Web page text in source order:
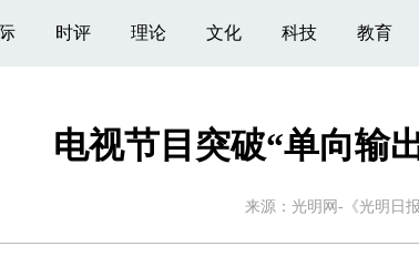
时评 理论 文化 科技 教育
电视节目突破“单向输
来源： 光明网-《光明日报